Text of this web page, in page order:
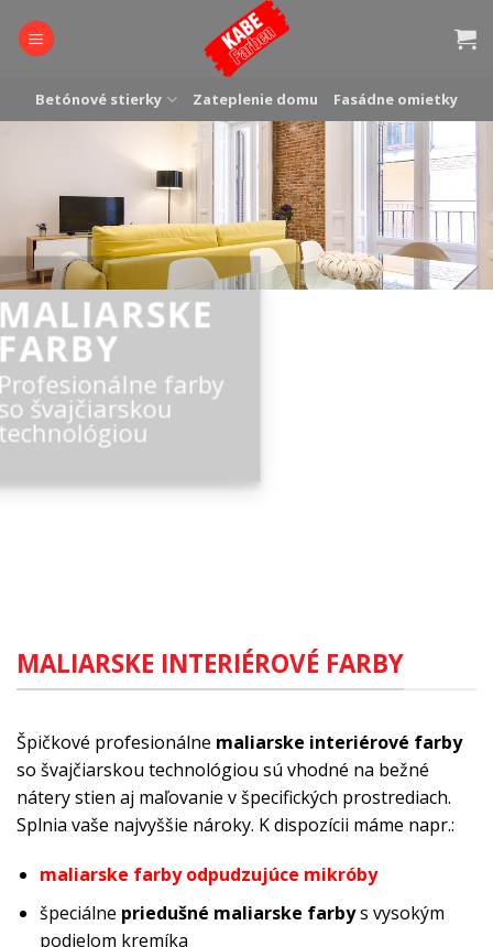
Betónové stierky Zateplenie domu Fasádne omietky
MALIARSKE
FARBY
Profesionálne farby
so švajčiarskou
technológiou
MALIARSKE INTERIÉROVÉ FARBY
Špičkové profesionálne maliarske interiérové farby
so švajčiarskou technológiou sú vhodné na bežné
nátery stien aj maľovanie v špecifických prostrediach.
Splnia vaše najvyššie nároky. K dispozícii máme napr.:
maliarske farby odpudzujúce mikróby
špeciálne priedušné maliarske farbys vysokým
podielom kremíka